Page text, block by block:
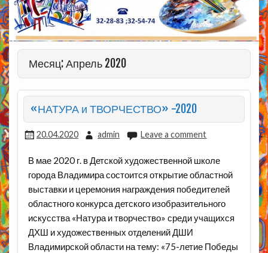
Месяц: Апрель 2020
«НАТУРА и ТВОРЧЕСТВО» -2020
20.04.2020 admin Leave a comment
В мае 2020 г. в Детской художественной школе
города Владимира состоится открытие областной
выставки и церемония награждения победителей
областного конкурса детского изобразительного
искусства «Натура и творчество» среди учащихся
ДХШ и художественных отделений ДШИ
Владимирской области на тему: «75-летие Победы